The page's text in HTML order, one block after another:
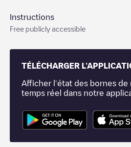
Instructions
Free publicly accessible
TÉLÉCHARGER
Afficher l'état des bornes de
temps réel dans notre